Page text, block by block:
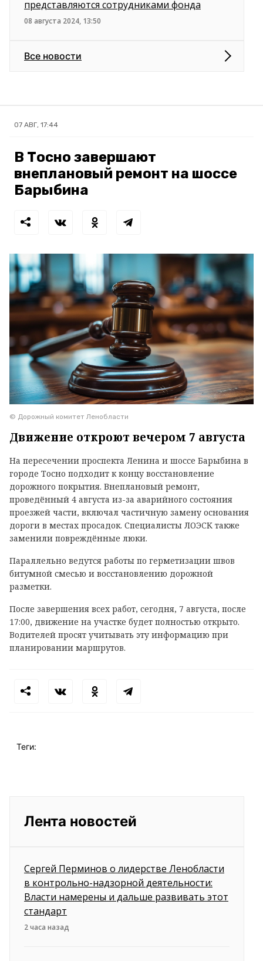
представляются сотрудниками фонда
08 августа 2024, 13:50
Все новости
07 АВГ, 17:44
В Тосно завершают
внеплановый ремонт на шоссе
Барыбина
© Дорожный комитет Ленобласти
Движение откроют вечером 7 августа
На пересечении проспекта Ленина и шоссе Барыбина в
городе Тосно подходит к концу восстановление
дорожного покрытия. Внеплановый ремонт,
проведённый 4 августа из-за аварийного состояния
проезжей части, включал частичную замену основания
дороги в местах просадок. Специалисты ЛОЭСК также
заменили повреждённые люки.
Параллельно ведутся работы по герметизации швов
битумной смесью и восстановлению дорожной
разметки.
После завершения всех работ, сегодня, 7 августа, после
17:00, движение на участке будет полностью открыто.
Водителей просят учитывать эту информацию при
планировании маршрутов.
Теги:
Лента новостей
Сергей Перминов о лидерстве Ленобласти
в контрольно-надзорной деятельности:
Власти намерены и дальше развивать этот
стандарт
2 часа назад